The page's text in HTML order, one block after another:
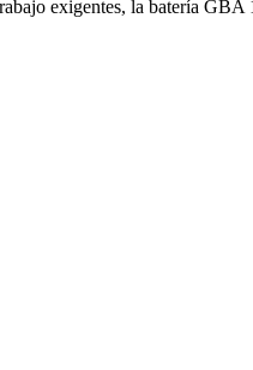
exigentes, la batería GBA